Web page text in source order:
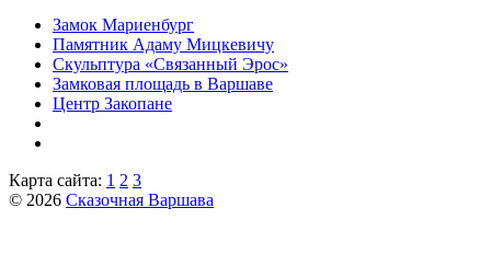
Замок Мариенбург
Памятник Адаму Мицкевичу
Скульптура «Связанный Эрос»
Замковая площадь в Варшаве
Центр Закопане
Карта сайта: 1 2 3
© 2026 Сказочная Варшава